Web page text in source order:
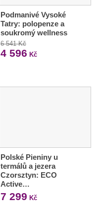
Podmanivé Vysoké
Tatry: polopenze a
soukromý wellness
6 541 Kč
4 596 Kč
Polské Pieniny u
termálů a jezera
Czorsztyn: ECO
Active…
7 299 Kč